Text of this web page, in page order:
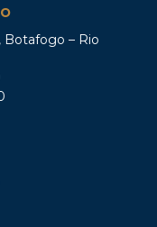
Botafogo – Rio